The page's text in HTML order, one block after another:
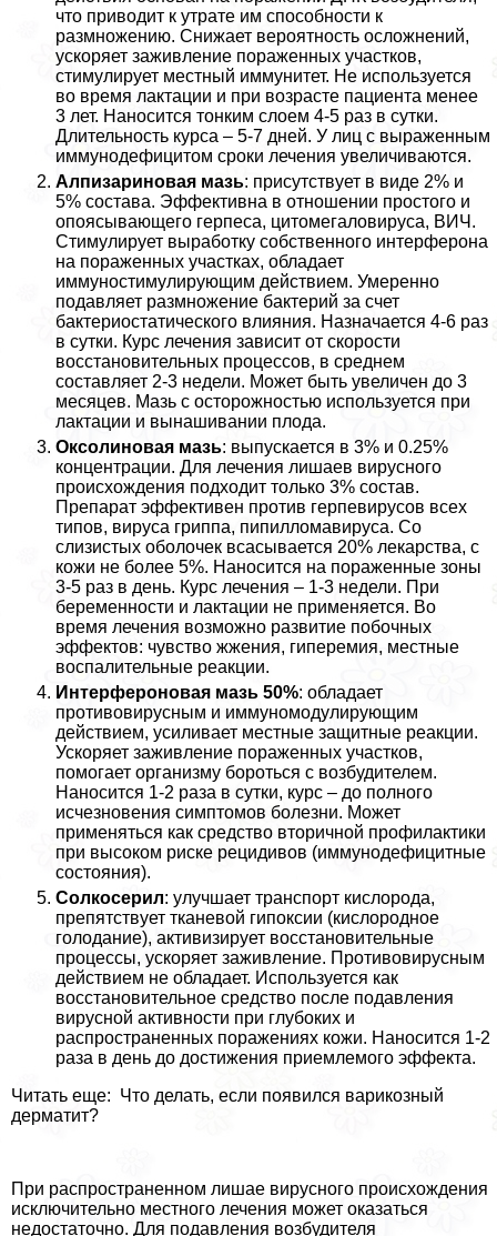
что приводит к утрате им способности к
размножению. Снижает вероятность осложнений,
ускоряет заживление пораженных участков,
стимулирует местный иммунитет. Не используется
во время лактации и при возрасте пациента менее
3 лет. Наносится тонким слоем 4-5 раз в сутки.
Длительность курса – 5-7 дней. У лиц с выраженным
иммунодефицитом сроки лечения увеличиваются.
Алпизариновая мазь: присутствует в виде 2% и
5% состава. Эффективна в отношении простого и
опоясывающего гepпeса, цитомегаловируса, ВИЧ.
Стимулирует выработку собственного интерферона
на пораженных участках, обладает
иммуностимулирующим действием. Умеренно
подавляет размножение бактерий за счет
бактериостатического влияния. Назначается 4-6 раз
в сутки. Курс лечения зависит от скорости
восстановительных процессов, в среднем
составляет 2-3 недели. Может быть увеличен до 3
месяцев. Мазь с осторожностью используется при
лактации и вынашивании плода.
Оксолиновая мазь: выпускается в 3% и 0.25%
концентрации. Для лечения лишаев вирусного
происхождения подходит только 3% состав.
Препарат эффективен против герпевирусов всех
типов, вируса гриппа, пипилломавируса. Со
слизистых оболочек всасывается 20% лекарства, с
кожи не более 5%. Наносится на пораженные зоны
3-5 раз в день. Курс лечения – 1-3 недели. При
беременности и лактации не применяется. Во
время лечения возможно развитие побочных
эффектов: чувство жжения, гиперемия, местные
воспалительные реакции.
Интерфероновая мазь 50%: обладает
противовирусным и иммуномодулирующим
действием, усиливает местные защитные реакции.
Ускоряет заживление пораженных участков,
помогает организму бороться с возбудителем.
Наносится 1-2 раза в сутки, курс – до полного
исчезновения симптомов болезни. Может
применяться как средство вторичной профилактики
при высоком риске рецидивов (иммунодефицитные
состояния).
Солкосерил: улучшает трaнcпорт кислорода,
препятствует тканевой гипоксии (кислородное
голодание), активизирует восстановительные
процессы, ускоряет заживление. Противовирусным
действием не обладает. Используется как
восстановительное средство после подавления
вирусной активности при глубоких и
распространенных поражениях кожи. Наносится 1-2
раза в день до достижения приемлемого эффекта.
Читать еще: Что делать, если появился варикозный
дерматит?
При распространенном лишае вирусного происхождения
исключительно местного лечения может оказаться
недостаточно. Для подавления возбудителя